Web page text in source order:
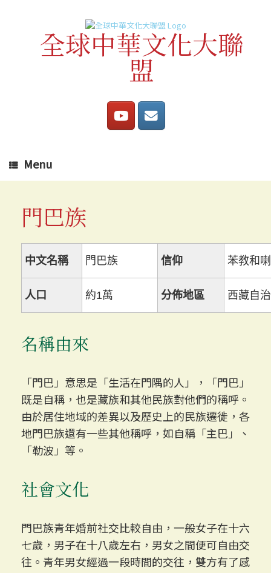
全球中華文化大聯
盟
Menu
門巴族
中文名稱 門巴族 信仰 苯教和
人口 約1萬 分佈地區 西藏自
名稱由來
「門巴」意思是「生活在門隅的人」，「門巴」
既是自稱，也是藏族和其他民族對他們的稱呼。
由於居住地域的差異以及歷史上的民族遷徙，各
地門巴族還有一些其他稱呼，如自稱「主巴」、
「勒波」等。
社會文化
門巴族青年婚前社交比較自由，一般女子在十六
七歲，男子在十八歲左右，男女之間便可自由交
往。青年男女經過一段時間的交往，雙方有了感